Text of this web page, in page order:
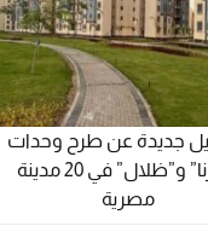
جديدة عن طرح وحدات
“ديارنا” و”ظلال” في 20 مدينة
مصرية